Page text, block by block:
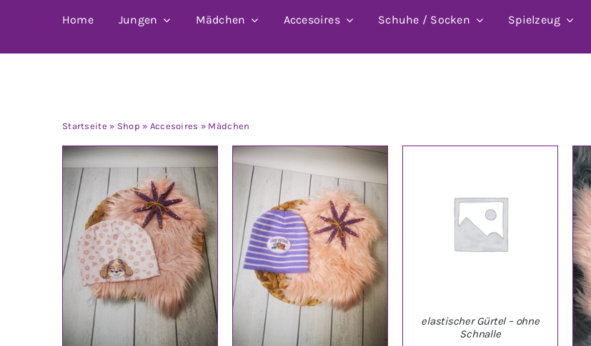
Home Jungen Mädchen Accesoires Schuhe / Socken Spielzeug
Startseite » Shop » Accesoires » Mädchen
elastischer Gürtel – ohne
Schnalle